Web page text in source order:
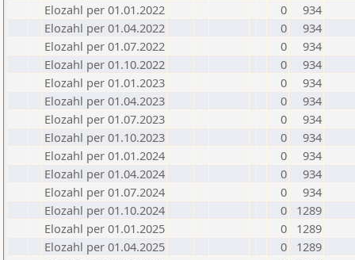
Elozahl per 01.01.2022
0
934
Elozahl per 01.04.2022
0
934
Elozahl per 01.07.2022
0
934
Elozahl per 01.10.2022
0
934
Elozahl per 01.01.2023
0
934
Elozahl per 01.04.2023
0
934
Elozahl per 01.07.2023
0
934
Elozahl per 01.10.2023
0
934
Elozahl per 01.01.2024
0
934
Elozahl per 01.04.2024
0
934
Elozahl per 01.07.2024
0
934
Elozahl per 01.10.2024
0
1289
Elozahl per 01.01.2025
0
1289
Elozahl per 01.04.2025
0
1289